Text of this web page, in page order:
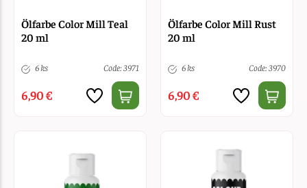
Ölfarbe Color Mill Teal
20 ml
6 ks Code: 3971
6,90 €
Ölfarbe Color Mill Rust
20 ml
6 ks Code: 3970
6,90 €